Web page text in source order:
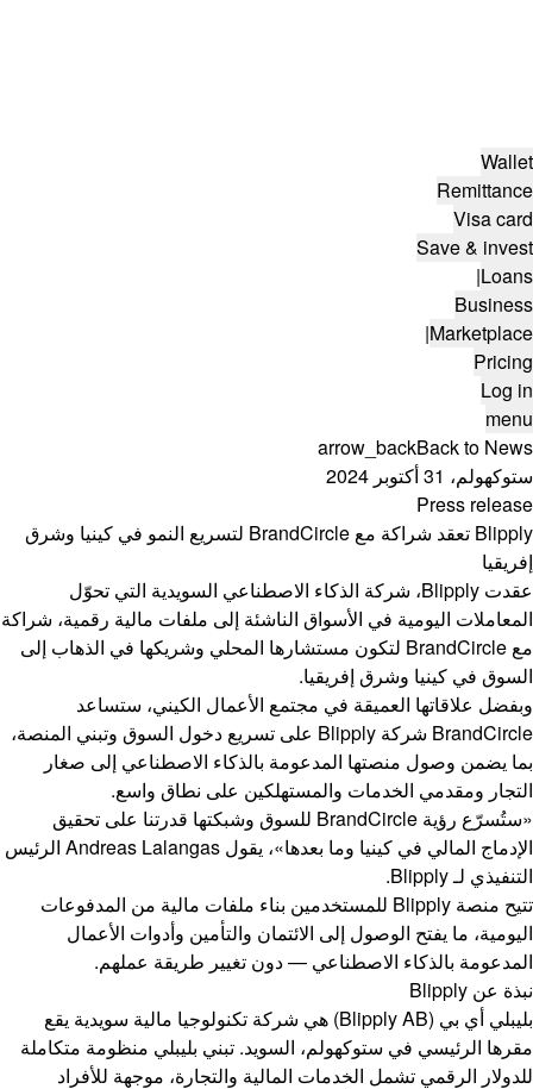
Wallet
Remittance
Visa card
Save & invest
Loans
|
Business
Marketplace
|
Pricing
Log in
menu
arrow_backBack to News
ستوكهولم، 31 أكتوبر 2024
Press release
Blipply تعقد شراكة مع BrandCircle لتسريع النمو في كينيا وشرق
إفريقيا
عقدت Blipply، شركة الذكاء الاصطناعي السويدية التي تحوّل
المعاملات اليومية في الأسواق الناشئة إلى ملفات مالية رقمية، شراكة
مع BrandCircle لتكون مستشارها المحلي وشريكها في الذهاب إلى
السوق في كينيا وشرق إفريقيا.
وبفضل علاقاتها العميقة في مجتمع الأعمال الكيني، ستساعد
BrandCircle شركة Blipply على تسريع دخول السوق وتبني المنصة،
بما يضمن وصول منصتها المدعومة بالذكاء الاصطناعي إلى صغار
التجار ومقدمي الخدمات والمستهلكين على نطاق واسع.
«ستُسرّع رؤية BrandCircle للسوق وشبكتها قدرتنا على تحقيق
الإدماج المالي في كينيا وما بعدها»، يقول Andreas Lalangas الرئيس
التنفيذي لـ Blipply.
تتيح منصة Blipply للمستخدمين بناء ملفات مالية من المدفوعات
اليومية، ما يفتح الوصول إلى الائتمان والتأمين وأدوات الأعمال
المدعومة بالذكاء الاصطناعي — دون تغيير طريقة عملهم.
نبذة عن Blipply
بليبلي أي بي (Blipply AB) هي شركة تكنولوجيا مالية سويدية يقع
مقرها الرئيسي في ستوكهولم، السويد. تبني بليبلي منظومة متكاملة
للدولار الرقمي تشمل الخدمات المالية والتجارة، موجهة للأفراد